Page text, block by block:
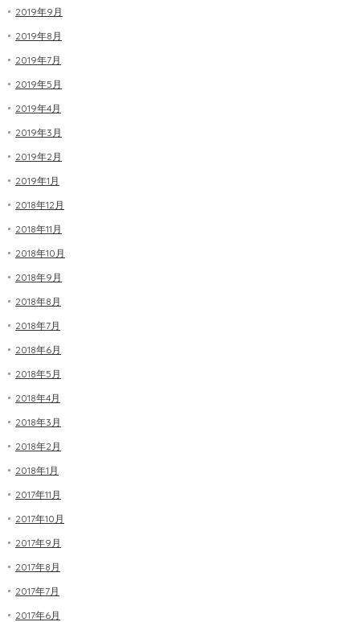
2019年9月
2019年8月
2019年7月
2019年5月
2019年4月
2019年3月
2019年2月
2019年1月
2018年12月
2018年11月
2018年10月
2018年9月
2018年8月
2018年7月
2018年6月
2018年5月
2018年4月
2018年3月
2018年2月
2018年1月
2017年11月
2017年10月
2017年9月
2017年8月
2017年7月
2017年6月